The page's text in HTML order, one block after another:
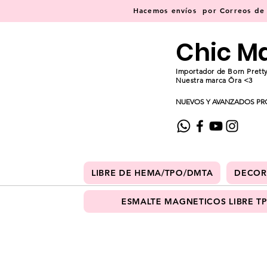
Hacemos envíos por Correos de
Chic
Importador de Born
Nuestra marca Ōra <3
NUEVOS Y AVANZADOS
LIBRE DE HEMA/TPO/DMTA
ESMALTE MAGNETICOS LIBRE